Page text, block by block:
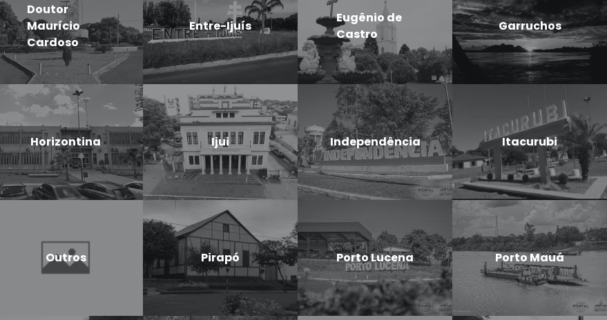
Doutor
Maurício
Cardoso
Entre-Ijuís
Eugênio de
Castro
Garruchos
Horizontina Ijui Independência Itacurubi
Outros Pirapó Porto Lucena Porto Mauá